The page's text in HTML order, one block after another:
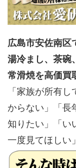
広島市安佐南区
湯冷まし、茶碗
常滑焼を高価買
「家族が所有
からない」「長
知りたい」「い
一度見てほしい」